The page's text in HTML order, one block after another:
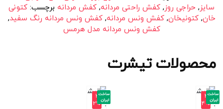
سایز, حراجی روز, کفش راحتی مردانه, کفش مردانه برچسب: کتونی
خان,کتونیخان,کفش ونس مردانه,کفش ونس مردانه رنگ سفید,
کفش ونس مردانه مدل هرمس
محصولات تیشرت
-4
4%
ساخت
ایران
-3
2%
ساخت
ایران